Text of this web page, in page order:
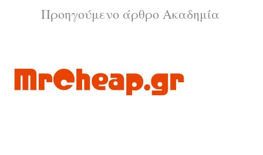
Διαβάστε
περισσότερα
Προηγούμενο άρθροΑκαδημία